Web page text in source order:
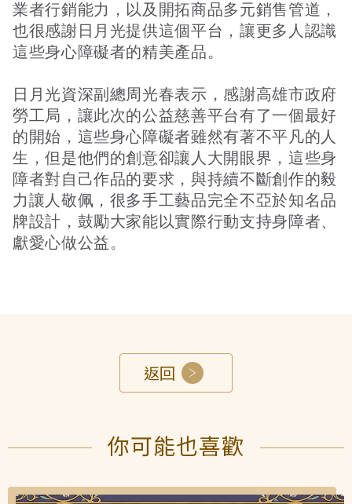
業者行銷能力，以及開拓商品多元銷售管道，
也很感謝日月光提供這個平台，讓更多人認識
這些身心障礙者的精美產品。
日月光資深副總周光春表示，感謝高雄市政府
勞工局，讓此次的公益慈善平台有了一個最好
的開始，這些身心障礙者雖然有著不平凡的人
生，但是他們的創意卻讓人大開眼界，這些身
障者對自己作品的要求，與持續不斷創作的毅
力讓人敬佩，很多手工藝品完全不亞於知名品
牌設計，鼓勵大家能以實際行動支持身障者、
獻愛心做公益。
返回
你可能也喜歡